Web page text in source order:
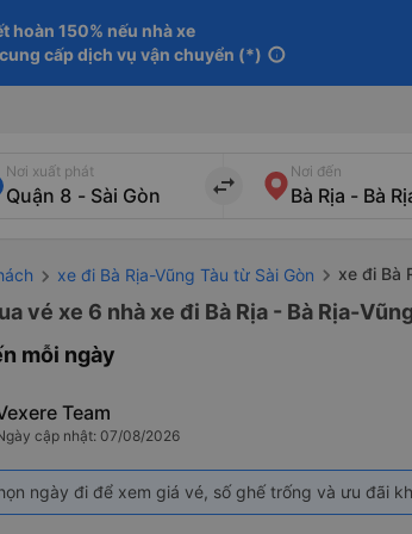
hoàn 150% nếu nhà xe
cấp dịch vụ vận chuyển (*) info
Nơi xuất phát
import_export
Nơi đến
xe đi Bà Rịa-Vũng Tàu từ Sài Gòn xe đi Bà
vé xe 6 nhà xe đi Bà Rịa - Bà Rịa-
mỗi ngày
Team
cập nhật: 07/08/2026
ngày đi để xem giá vé, số ghế trống và ưu đãi